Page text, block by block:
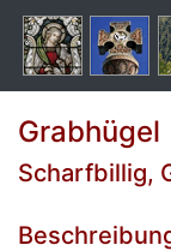
Grabhügel
Scharfbillig,